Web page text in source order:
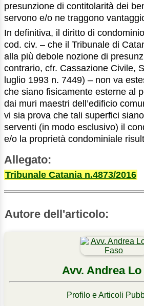
presunzione di contitolarità dei
servono e/o ne traggono
In definitiva, il diritto di
cod. civ. – che il Tribunale di
alla più debole nozione di
contrario, cfr. Cassazione Civile,
luglio 1993 n. 7449) – non va
che siano fisicamente esterne al
dai muri maestri dell’edificio
vi sia prova che tali superfici
serventi (in modo esclusivo) il
e/o la proprietà condominiale
Allegato:
Tribunale Catania n.4873/2016
Autore dell'articolo:
Avv. Andrea
Profilo e Articoli